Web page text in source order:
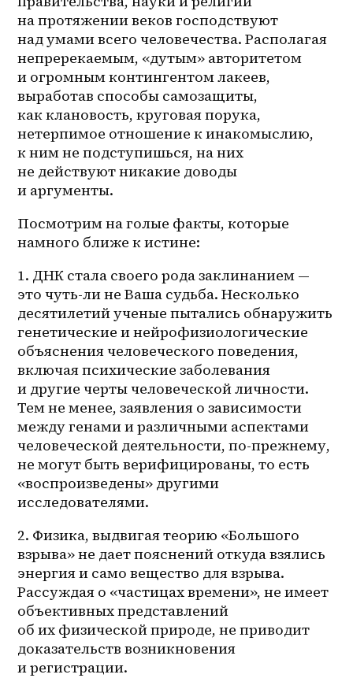
на протяжении веков господствуют
над умами всего человечества. Располагая
непререкаемым, «дутым» авторитетом
и огромным контингентом лакеев,
выработав способы самозащиты,
как клановость, круговая порука,
нетерпимое отношение к инакомыслию,
к ним не подступишься, на них
не действуют никакие доводы
и аргументы.
Посмотрим на голые факты, которые
намного ближе к истине:
1. ДНК стала своего рода заклинанием —
это чуть-ли не Ваша судьба. Несколько
десятилетий ученые пытались обнаружить
генетические и нейрофизиологические
объяснения человеческого поведения,
включая психические заболевания
и другие черты человеческой личности.
Тем не менее, заявления о зависимости
между генами и различными аспектами
человеческой деятельности, по-прежнему,
не могут быть верифицированы, то есть
«воспроизведены» другими
исследователями.
2. Физика, выдвигая теорию «Большого
взрыва» не дает пояснений откуда взялись
энергия и само вещество для взрыва.
Рассуждая о «частицах времени», не имеет
объективных представлений
об их физической природе, не приводит
доказательств возникновения
и регистрации.